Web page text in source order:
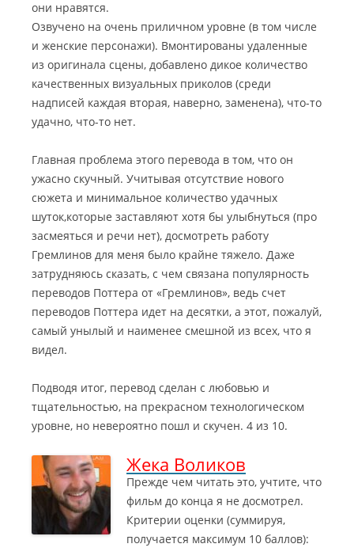
они нравятся.
Озвучено на очень приличном уровне (в том числе
и женские персонажи). Вмонтированы удаленные
из оригинала сцены, добавлено дикое количество
качественных визуальных приколов (среди
надписей каждая вторая, наверно, заменена), что-то
удачно, что-то нет.
Главная проблема этого перевода в том, что он
ужасно скучный. Учитывая отсутствие нового
сюжета и минимальное количество удачных
шуток,которые заставляют хотя бы улыбнуться (про
засмеяться и речи нет), досмотреть работу
Гремлинов для меня было крайне тяжело. Даже
затрудняюсь сказать, с чем связана популярность
переводов Поттера от «Гремлинов», ведь счет
переводов Поттера идет на десятки, а этот, пожалуй,
самый унылый и наименее смешной из всех, что я
видел.
Подводя итог, перевод сделан с любовью и
тщательностью, на прекрасном технологическом
уровне, но невероятно пошл и скучен. 4 из 10.
Жека Воликов
Прежде чем читать это, учтите, что
фильм до конца я не досмотрел.
Критерии оценки (суммируя,
получается максимум 10 баллов):